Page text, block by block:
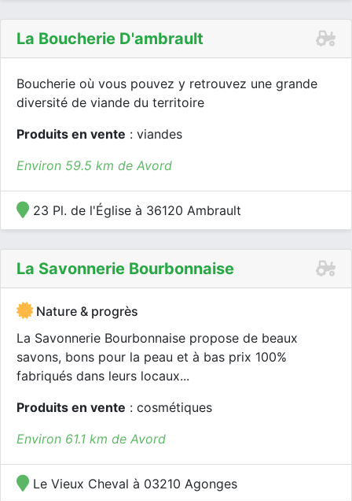
La Boucherie D'ambrault
Boucherie où vous pouvez y retrouvez une grande
diversité de viande du territoire
Produits en vente : viandes
Environ 59.5 km de Avord
23 Pl. de l'Église à 36120 Ambrault
La Savonnerie Bourbonnaise
Nature & progrès
La Savonnerie Bourbonnaise propose de beaux
savons, bons pour la peau et à bas prix 100%
fabriqués dans leurs locaux...
Produits en vente : cosmétiques
Environ 61.1 km de Avord
Le Vieux Cheval à 03210 Agonges